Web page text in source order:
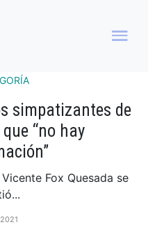
simpatizantes de
“no hay
Fox Quesada se